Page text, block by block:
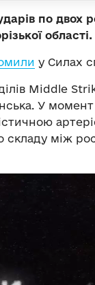
по двох
області.
у Силах
Middle
У
складу між